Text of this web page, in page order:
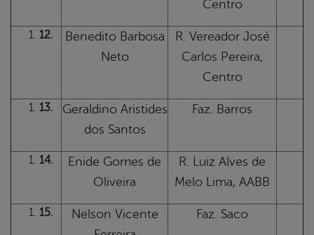
Centro
12.
Benedito Barbosa
Neto
R. Vereador José
Carlos Pereira,
Centro
13.
Geraldino Aristides
dos Santos
Faz. Barros
14.
Enide Gomes de
Oliveira
R. Luiz Alves de
Melo Lima, AABB
15.
Nelson Vicente
Faz. Saco